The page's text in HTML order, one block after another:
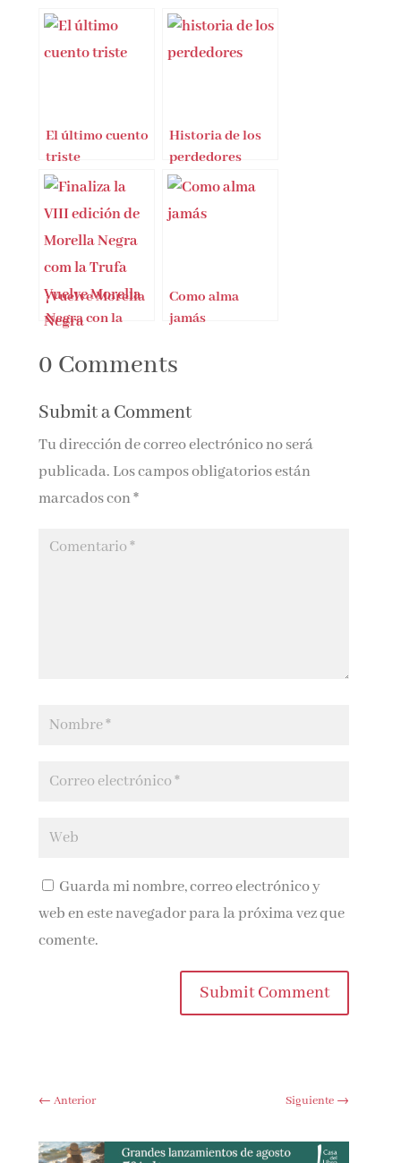
El último cuento
triste
Historia de los
perdedores
¡Vuelve Morella
Negra con la
Como alma
jamás
0 Comments
Submit a Comment
Tu dirección de correo electrónico no será
publicada. Los campos obligatorios están
marcados con*
Guarda mi nombre, correo electrónico y
web en este navegador para la próxima vez que
comente.
Submit Comment
←Anterior Siguiente→